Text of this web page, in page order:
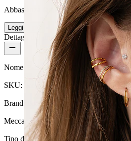
Abbastanza facile
Leggi di più
Dettagli del prodotto
Nome: Barra grande per piercing
SKU: Barbell-41
Brand: Bodymod Essentials
Meccanismo di chiusura: Filettatura esterna
Tipo di gioiello:Barbell